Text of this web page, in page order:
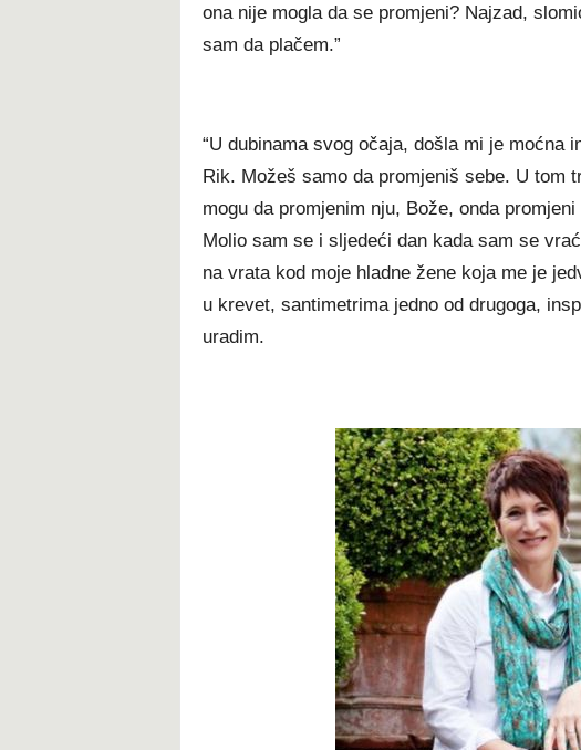
ona nije mogla da se promjeni? Najzad,
sam da plačem.”
“U dubinama svog očaja, došla mi je moćna
Rik. Možeš samo da promjeniš sebe. U tom
mogu da promjenim nju, Bože, onda
Molio sam se i sljedeći dan kada sam se
na vrata kod moje hladne žene koja me je
u krevet, santimetrima jedno od drugoga,
uradim.